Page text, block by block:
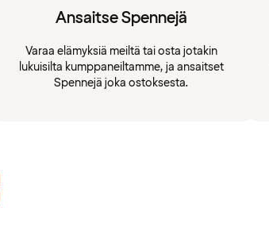
Ansaitse Spennejä
Varaa elämyksiä meiltä tai osta jotakin
lukuisilta kumppaneiltamme, ja ansaitset
Spennejä joka ostoksesta.